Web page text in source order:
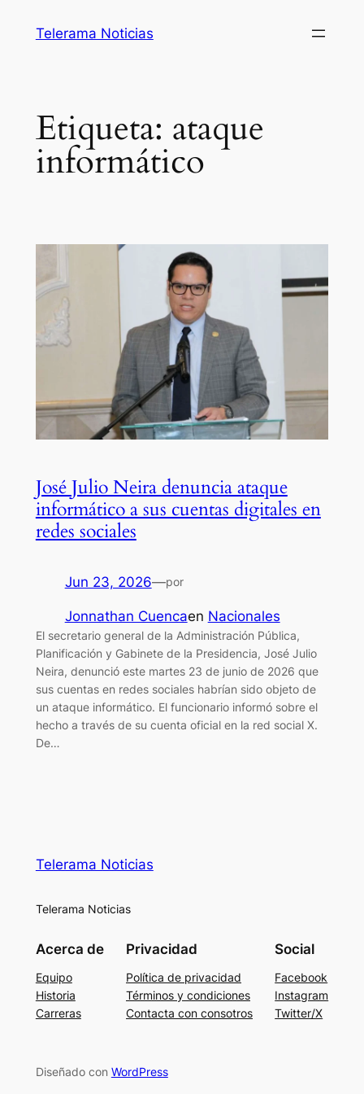
Telerama Noticias
Etiqueta: ataque
informático
José Julio Neira denuncia ataque
informático a sus cuentas digitales en
redes sociales
Jun 23, 2026—por
Jonnathan Cuencaen Nacionales
El secretario general de la Administración Pública,
Planificación y Gabinete de la Presidencia, José Julio
Neira, denunció este martes 23 de junio de 2026 que
sus cuentas en redes sociales habrían sido objeto de
un ataque informático. El funcionario informó sobre el
hecho a través de su cuenta oficial en la red social X.
De…
Telerama Noticias
Telerama Noticias
Acerca de
Equipo
Historia
Carreras
Privacidad
Política de privacidad
Términos y condiciones
Contacta con consotros
Social
Facebook
Instagram
Twitter/X
Diseñado con WordPress